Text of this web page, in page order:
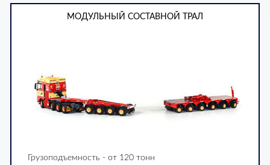
МОДУЛЬНЫЙ СОСТАВНОЙ ТРАЛ
Грузоподъемность - от 120 тонн